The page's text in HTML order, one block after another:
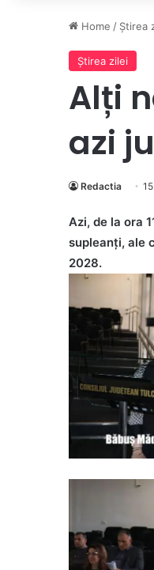
Home / Ştirea
Ştirea zilei
Alți
azi
Redactia
Azi, de la ora
supleanți, ale
2028.